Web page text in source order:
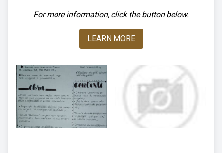
For more information, click the button below.
LEARN MORE